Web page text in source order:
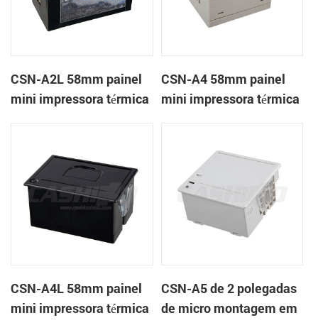
CSN-A2L 58mm painel
mini impressora térmica
CSN-A4 58mm painel
mini impressora térmica
CSN-A4L 58mm painel
mini impressora térmica
CSN-A5 de 2 polegadas
de micro montagem em